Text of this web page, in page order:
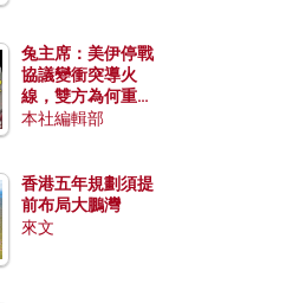
兔主席：美伊停戰
協議變衝突導火
線，雙方為何重啟
戰爭？伊朗一早洞
本社編輯部
香港五年規劃須提
前布局大鵬灣
來文